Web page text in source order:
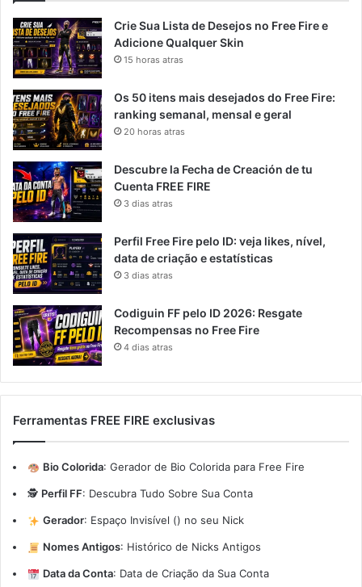
Crie Sua Lista de Desejos no Free Fire e
Adicione Qualquer Skin
15 horas atras
Os 50 itens mais desejados do Free Fire:
ranking semanal, mensal e geral
20 horas atras
Descubre la Fecha de Creación de tu
Cuenta FREE FIRE
3 dias atras
Perfil Free Fire pelo ID: veja likes, nível,
data de criação e estatísticas
3 dias atras
Codiguin FF pelo ID 2026: Resgate
Recompensas no Free Fire
4 dias atras
Ferramentas FREE FIRE exclusivas
Bio Colorida: Gerador de Bio Colorida para Free Fire
🕵️ Perfil FF: Descubra Tudo Sobre Sua Conta
Gerador: Espaço Invisível (ㅤ) no seu Nick
Nomes Antigos: Histórico de Nicks Antigos
Data da Conta: Data de Criação da Sua Conta